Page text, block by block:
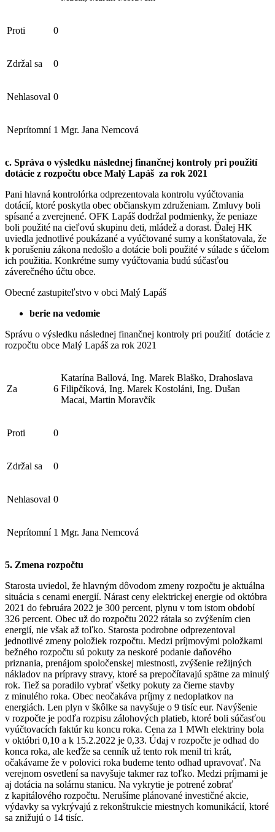
Proti 0
Zdržal sa 0
Nehlasoval 0
Neprítomní 1 Mgr. Jana Nemcová
c. Správa o výsledku následnej finančnej kontroly pri použití
dotácie z rozpočtu obce Malý Lapáš za rok 2021
Pani hlavná kontrolórka odprezentovala kontrolu vyúčtovania
dotácií, ktoré poskytla obec občianskym združeniam. Zmluvy boli
spísané a zverejnené. OFK Lapáš dodržal podmienky, že peniaze
boli použité na cieľovú skupinu deti, mládež a dorast. Ďalej HK
uviedla jednotlivé poukázané a vyúčtované sumy a konštatovala, že
k porušeniu zákona nedošlo a dotácie boli použité v súlade s účelom
ich použitia. Konkrétne sumy vyúčtovania budú súčasťou
záverečného účtu obce.
Obecné zastupiteľstvo v obci Malý Lapáš
berie na vedomie
Správu o výsledku následnej finančnej kontroly pri použití dotácie z
rozpočtu obce Malý Lapáš za rok 2021
Za 6
Katarína Ballová, Ing. Marek Blaško, Drahoslava
Filipčíková, Ing. Marek Kostoláni, Ing. Dušan
Macai, Martin Moravčík
Proti 0
Zdržal sa 0
Nehlasoval 0
Neprítomní 1 Mgr. Jana Nemcová
5. Zmena rozpočtu
Starosta uviedol, že hlavným dôvodom zmeny rozpočtu je aktuálna
situácia s cenami energií. Nárast ceny elektrickej energie od októbra
2021 do februára 2022 je 300 percent, plynu v tom istom období
326 percent. Obec už do rozpočtu 2022 rátala so zvýšením cien
energií, nie však až toľko. Starosta podrobne odprezentoval
jednotlivé zmeny položiek rozpočtu. Medzi príjmovými položkami
bežného rozpočtu sú pokuty za neskoré podanie daňového
priznania, prenájom spoločenskej miestnosti, zvýšenie režijných
nákladov na prípravy stravy, ktoré sa prepočítavajú spätne za minulý
rok. Tiež sa poradilo vybrať všetky pokuty za čierne stavby
z minulého roka. Obec neočakáva príjmy z nedoplatkov na
energiách. Len plyn v škôlke sa navyšuje o 9 tisíc eur. Navýšenie
v rozpočte je podľa rozpisu zálohových platieb, ktoré boli súčasťou
vyúčtovacích faktúr ku koncu roka. Cena za 1 MWh elektriny bola
v októbri 0,10 a k 15.2.2022 je 0,33. Údaj v rozpočte je odhad do
konca roka, ale keďže sa cenník už tento rok menil tri krát,
očakávame že v polovici roka budeme tento odhad upravovať. Na
verejnom osvetlení sa navyšuje takmer raz toľko. Medzi príjmami je
aj dotácia na solárnu stanicu. Na vykrytie je potrené zobrať
z kapitálového rozpočtu. Nerušíme plánované investičné akcie,
výdavky sa vykrývajú z rekonštrukcie miestnych komunikácií, ktoré
sa znižujú o 14 tisíc.